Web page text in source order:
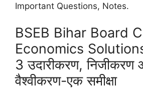
Important Questions, Notes.
BSEB Bihar Board
Economics
3 उदारीकरण, निजीकरण
वैश्वीकरण-एक समीक्षा